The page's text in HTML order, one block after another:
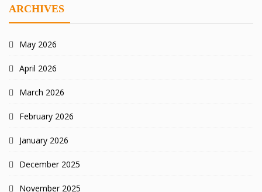
ARCHIVES
May 2026
April 2026
March 2026
February 2026
January 2026
December 2025
November 2025